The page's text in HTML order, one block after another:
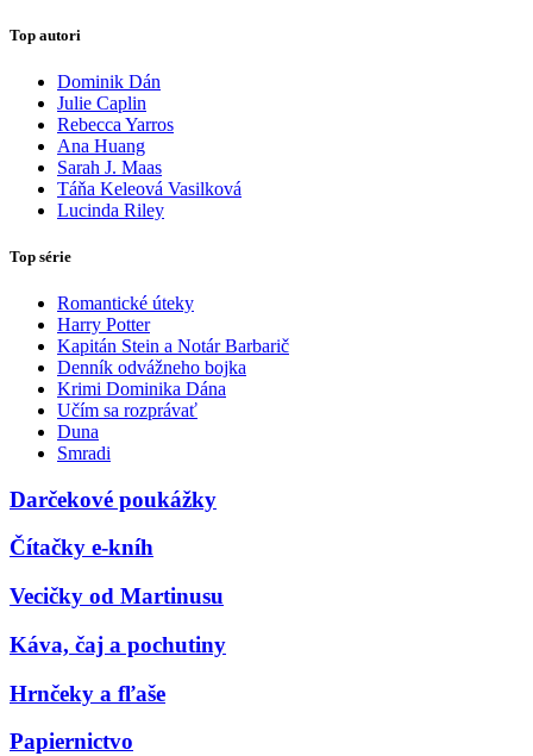
Top autori
Dominik Dán
Julie Caplin
Rebecca Yarros
Ana Huang
Sarah J. Maas
Táňa Keleová Vasilková
Lucinda Riley
Top série
Romantické úteky
Harry Potter
Kapitán Stein a Notár Barbarič
Denník odvážneho bojka
Krimi Dominika Dána
Učím sa rozprávať
Duna
Smradi
Darčekové poukážky
Čítačky e-kníh
Vecičky od Martinusu
Káva, čaj a pochutiny
Hrnčeky a fľaše
Papiernictvo